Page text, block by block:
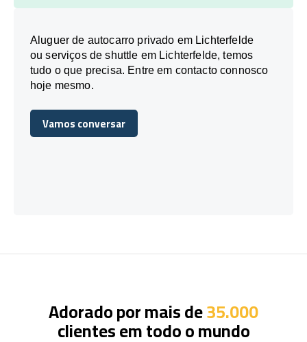
Aluguer de autocarro privado em Lichterfelde
ou serviços de shuttle em Lichterfelde, temos
tudo o que precisa. Entre em contacto connosco
hoje mesmo.
Vamos conversar
Vamos conversar
Adorado por mais de35.000
clientes em todo o mundo